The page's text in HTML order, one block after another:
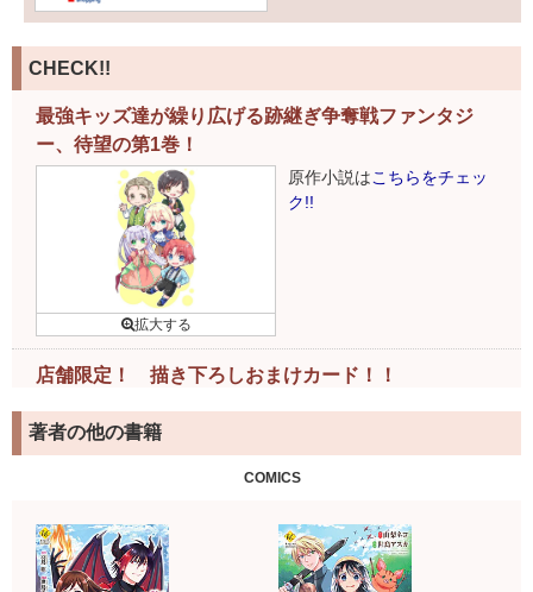
CHECK!!
最強キッズ達が繰り広げる跡継ぎ争奪戦ファンタジ
ー、待望の第1巻！
原作小説はこちらをチェッ
ク!!
店舗限定！ 描き下ろしおまけカード！！
下記書店様で書籍ご購入の
ードがついてきます！詳細
はこちら
著者の他の書籍
COMICS